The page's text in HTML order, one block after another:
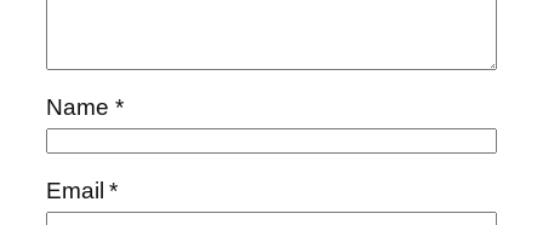
Name *
Email*